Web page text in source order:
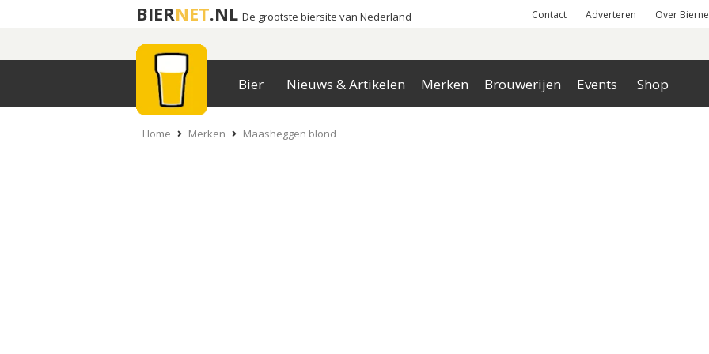
BIERNET.NL De grootste biersite van Nederland Contact Adverteren Over
Bier Nieuws & Artikelen Merken Brouwerijen Events Shop
Home Merken Maasheggen blond